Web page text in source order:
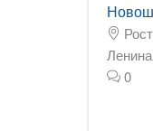
0